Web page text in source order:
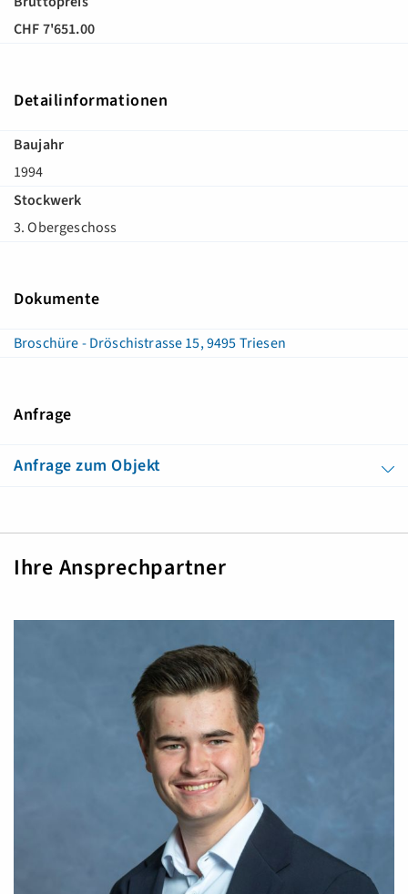
CHF 7'651.00
Detailinformationen
Baujahr
1994
Stockwerk
3. Obergeschoss
Dokumente
Broschüre - Dröschistrasse 15, 9495 Triesen
Anfrage
Anfrage zum Objekt
Ihre Ansprechpartner